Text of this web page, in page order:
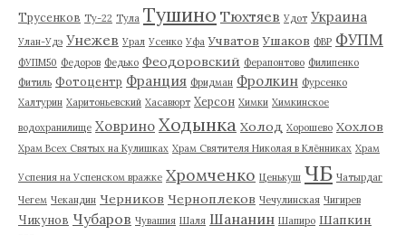
Трусенков Ту-22 Тула Тушино Тюхтяев Удот Украина
Улан-Удэ Унежев Урал Усенко Уфа Учватов Ушаков ФВР ФУПМ
ФУПМ50 Федоров Федько Феодоровский Ферапонтово Филипенко
Фитиль Фотоцентр Франция Фридман Фролкин Фурсенко
Халтурин Харитоньевский Хасавюрт Херсон Химки Химкинское
водохранилище Ховрино Ходынка Холод Хорошево Хохлов
Храм Всех Святых на Кулишках Храм Святителя Николая в Клённиках Храм
Успения на Успенском вражке Хромченко Ценькуш ЧБ Чатырдаг
Чегем Чекандин Черников Черноплеков Чечулинская Чигирев
Чикунов Чубаров Чувашия Шаля Шананин Шапиро Шапкин